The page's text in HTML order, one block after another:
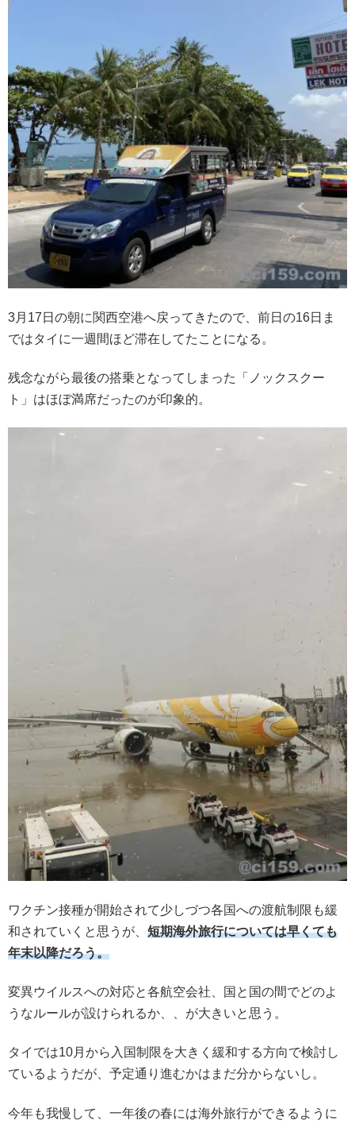
3月17日の朝に関西空港へ戻ってきたので、前日の16日ま
ではタイに一週間ほど滞在してたことになる。
残念ながら最後の搭乗となってしまった「ノックスクー
ト」はほぼ満席だったのが印象的。
ワクチン接種が開始されて少しづつ各国への渡航制限も緩
和されていくと思うが、 短期海外旅行については早くても
年末以降だろう。
変異ウイルスへの対応と各航空会社、国と国の間でどのよ
うなルールが設けられるか、、が大きいと思う。
タイでは10月から入国制限を大きく緩和する方向で検討し
ているようだが、予定通り進むかはまだ分からないし。
今年も我慢して、一年後の春には海外旅行ができるように